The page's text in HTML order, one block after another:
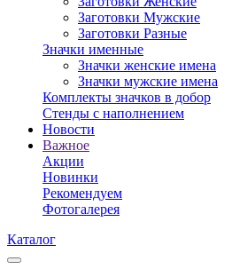
Заготовки Мужские
Заготовки Разные
Значки именные
Значки женские имена
Значки мужские имена
Комплекты значков в добор
Стенды с наполнением
Новости
Важное
Акции
Новинки
Рекомендуем
Фотогалерея
Каталог